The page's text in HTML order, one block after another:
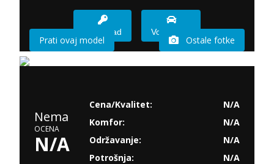
Imam sad Vozio sam
Prati ovaj model Ostale fotke
Nema
OCENA
N/A
Cena/Kvalitet:
N/A
Komfor:
N/A
Održavanje:
N/A
Potrošnja:
N/A